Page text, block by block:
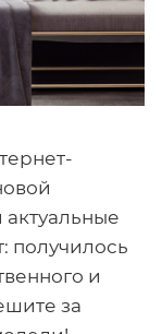
получилось
и
за